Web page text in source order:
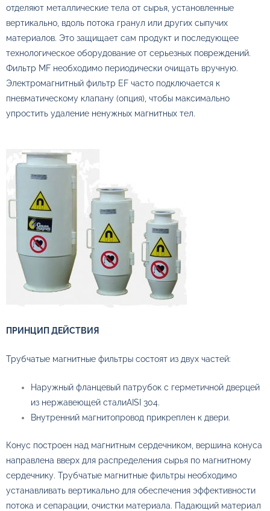
отделяют металлические тела от сырья, установленные
вертикально, вдоль потока гранул или других сыпучих
материалов. Это защищает сам продукт и последующее
технологическое оборудование от серьезных повреждений.
Фильтр MF необходимо периодически очищать вручную.
Электромагнитный фильтр EF часто подключается к
пневматическому клапану (опция), чтобы максимально
упростить удаление ненужных магнитных тел.
ПРИНЦИП ДЕЙСТВИЯ
Трубчатые магнитные фильтры состоят из двух частей:
Наружный фланцевый патрубок с герметичной дверцей
из нержавеющей сталиAISI 304.
Внутренний магнитопровод прикреплен к двери.
Конус построен над магнитным сердечником, вершина конуса
направлена ​​вверх для распределения сырья по магнитному
сердечнику. Трубчатые магнитные фильтры необходимо
устанавливать вертикально для обеспечения эффективности
потока и сепарации, очистки материала. Падающий материал